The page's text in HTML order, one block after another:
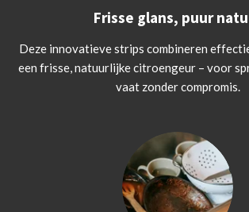
Frisse glans, puur
Deze innovatieve strips combineren
een frisse, natuurlijke citroengeur – voor
vaat zonder compromis.